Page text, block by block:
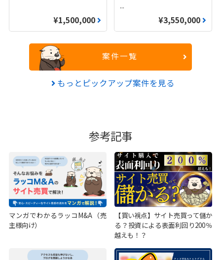
¥1,500,000
...
¥3,550,000
案件一覧
もっとピックアップ案件を見る
参考記事
マンガでわかるラッコM&A（売
主様向け）
【買い視点】サイト売買って儲か
る？投資による表面利回り200％
越えも！？